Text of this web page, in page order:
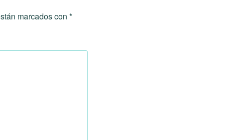
marcados con *